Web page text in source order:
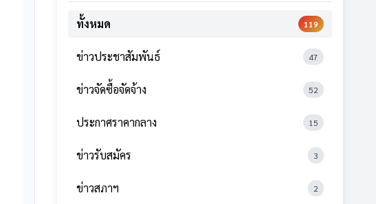
ทั้งหมด 119
ข่าวประชาสัมพันธ์ 47
ข่าวจัดซื้อจัดจ้าง 52
ประกาศราคากลาง 15
ข่าวรับสมัคร 3
ข่าวสภาฯ 2